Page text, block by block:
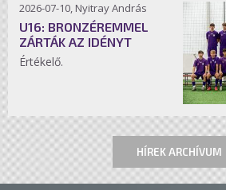
2026-07-10, Nyitray András
U16: BRONZÉREMMEL
ZÁRTÁK AZ IDÉNYT
Értékelő.
HÍREK ARCHÍVUM